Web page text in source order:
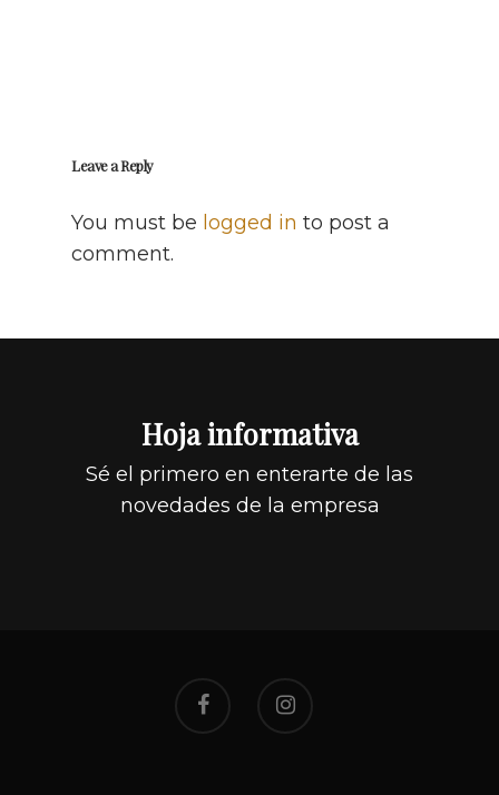
Leave a Reply
You must be logged in to post a
comment.
Hoja informativa
Sé el primero en enterarte de las
novedades de la empresa